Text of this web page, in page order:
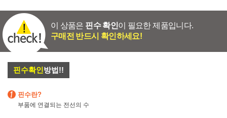
이 상품은 핀수 확인이 필요한 제품입니다.
구매전 반드시 확인하세요!
핀수확인방법!!
핀수란?
부품에 연결되는 전선의 수